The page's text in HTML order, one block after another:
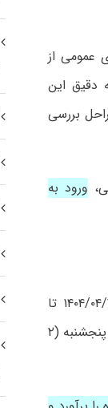
عمومی از
دقیق این
بررسی
ورود به
با توجه به فراهم شدن شیوه نوبت‌دهی الکترونیکی، معرفی شدگان محترم از تاریخ ۱۴۰۴/۰۴/۲۹ تا
ساعت ۱۴ روز سه‌شنبه ۱۴۰۴/۰۴/۳۱ می‌توانند ثبت نام نموده و پس از ورود به سامانه برای روز پنجشنبه (۲